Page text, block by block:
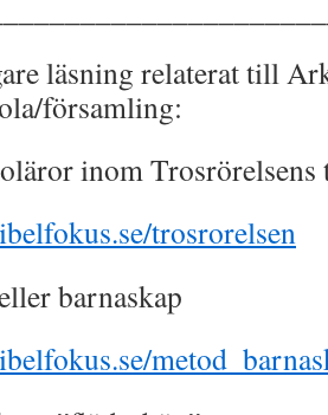
läsning relaterat till
församling:
inom Trosrörelsens
trosrorelsen
barnaskap